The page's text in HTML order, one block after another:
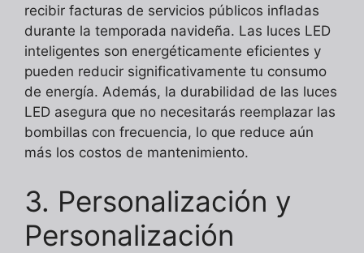
recibir facturas de servicios públicos infladas
durante la temporada navideña. Las luces LED
inteligentes son energéticamente eficientes y
pueden reducir significativamente tu consumo
de energía. Además, la durabilidad de las luces
LED asegura que no necesitarás reemplazar las
bombillas con frecuencia, lo que reduce aún
más los costos de mantenimiento.
3. Personalización y
Personalización